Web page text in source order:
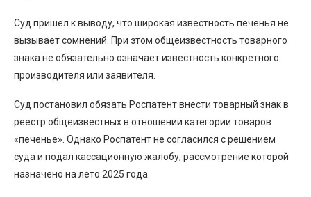
Суд пришел к выводу, что широкая известность печенья не
вызывает сомнений. При этом общеизвестность товарного
знака не обязательно означает известность конкретного
производителя или заявителя.
Суд постановил обязать Роспатент внести товарный знак в
реестр общеизвестных в отношении категории товаров
«печенье». Однако Роспатент не согласился с решением
суда и подал кассационную жалобу, рассмотрение которой
назначено на лето 2025 года.